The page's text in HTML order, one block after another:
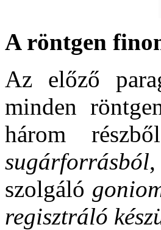
A röntgen
Az előző
minden
három
sugárforrásból
szolgáló
regisztráló